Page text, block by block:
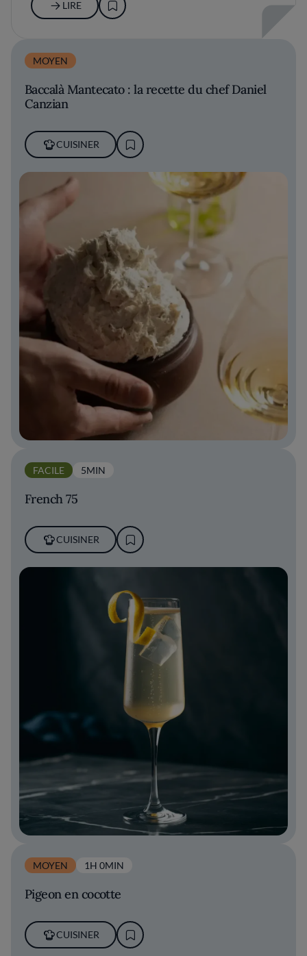
LIRE
MOYEN
Baccalà Mantecato : la recette du chef Daniel
Canzian
CUISINER
FACILE 5MIN
French 75
CUISINER
MOYEN 1H 0MIN
Pigeon en cocotte
CUISINER